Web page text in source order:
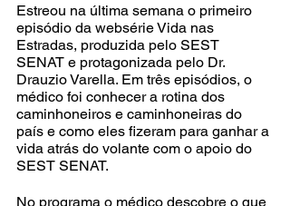
Estreou na última semana o primeiro
episódio da websérie Vida nas
Estradas, produzida pelo SEST
SENAT e protagonizada pelo Dr.
Drauzio Varella. Em três episódios, o
médico foi conhecer a rotina dos
caminhoneiros e caminhoneiras do
país e como eles fizeram para ganhar a
vida atrás do volante com o apoio do
SEST SENAT.
No programa o médico descobre o que